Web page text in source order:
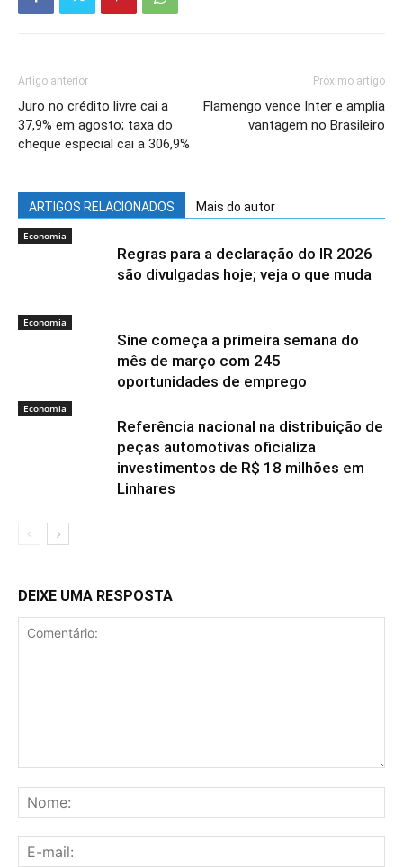
Artigo anterior
Juro no crédito livre cai a
37,9% em agosto; taxa do
cheque especial cai a 306,9%
Próximo artigo
Flamengo vence Inter e amplia
vantagem no Brasileiro
ARTIGOS RELACIONADOS Mais do autor
Economia
Regras para a declaração do IR 2026
são divulgadas hoje; veja o que muda
Economia
Sine começa a primeira semana do
mês de março com 245
oportunidades de emprego
Economia
Referência nacional na distribuição de
peças automotivas oficializa
investimentos de R$ 18 milhões em
Linhares
DEIXE UMA RESPOSTA